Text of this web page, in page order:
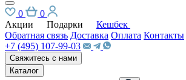
0
0
Акции
Подарки
Кешбек
Обратная связь Доставка Оплата Контакты
+7 (495) 107-99-03
Свяжитесь с нами
Каталог